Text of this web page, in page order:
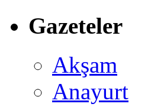
Gazeteler
Akşam
Anayurt